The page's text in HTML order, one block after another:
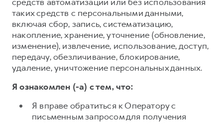
таких средств с персональными данными,
включая сбор, запись, систематизацию,
накопление, хранение, уточнение (обновление,
изменение), извлечение, использование, доступ,
передачу, обезличивание, блокирование,
удаление, уничтожение персональных данных.
Я ознакомлен (-а) с тем, что:
Я вправе обратиться к Оператору с
письменным запросом для получения